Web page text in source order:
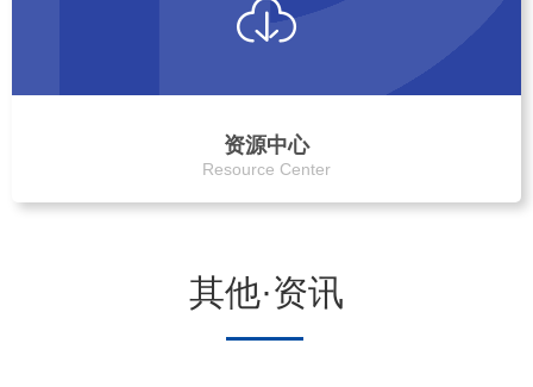
资源中心
Resource Center
其他·资讯